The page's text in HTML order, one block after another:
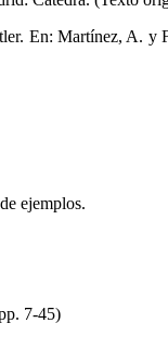
En: Martínez, A.
ejemplos.
7-45)